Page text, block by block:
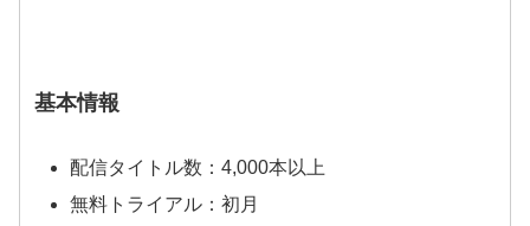
基本情報
配信タイトル数：4,000本以上
無料トライアル：初月